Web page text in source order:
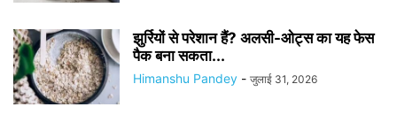
झुर्रियों से परेशान हैं? अलसी-ओट्स का यह फेस
पैक बना सकता...
Himanshu Pandey - जुलाई 31, 2026